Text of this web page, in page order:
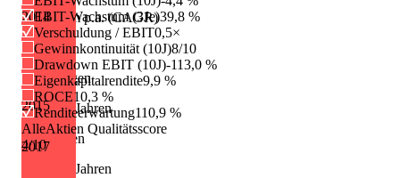
2017
2014
2015
EBIT-Wachstum (3Je)39,8 %
Verschuldung / EBIT0,5×
Gewinnkontinuität (10J)8/10
Drawdown EBIT (10J)-113,0 %
Eigenkapitalrendite9,9 %
ROCE10,3 %
Renditeerwartung110,9 %
AlleAktien Qualitätsscore
4/10
Wachstum p.a. (CAGR)
+5,5 %
Erhöhungen
3 von 13 Jahren
Kürzungen
1 von 13 Jahren